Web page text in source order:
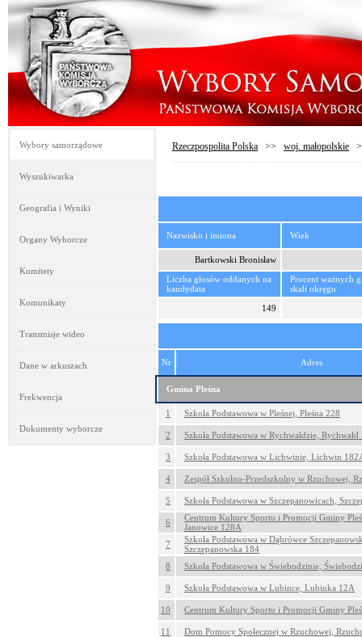
Wybory samorządowe
Wyszukiwarka
Geografia i Wyniki
Organy Wyborcze
Komitety
Komunikaty
Transmisje wideo
Dane w arkuszach
Frekwencja
Dokumenty wyborcze
Rzeczpospolita Polska >> woj. małopolskie
Nazwisko i imiona Wiek
Bartkowski Bronisław
Liczba głosów oddanych na
kandydata
Procent ważnych
skali okręgu
149
Nr Adres
Gmina Pleśna
1 Szkoła Podstawowa w Pleśnej, Pleśna 228
2 Szkoła Podstawowa w Rychwałdzie, Rychwałd
3 Szkoła Podstawowa w Lichwinie, Lichwin
4 Zespół Szkolno-Przedszkolny w Rzuchowej,
5 Szkoła Podstawowa w Szczepanowicach,
6
Centrum Kultury Sportu i Promocji Gminy
Janowice 128A
7
Szkoła Podstawowa w Dąbrówce
Szczepanowska 184
8
Szkoła Podstawowa w Świebodzinie,
9 Szkoła Podstawowa w Lubince, Lubinka 12A
10 Centrum Kultury Sportu i Promocji Gminy
11 Dom Pomocy Społecznej w Rzuchowej,